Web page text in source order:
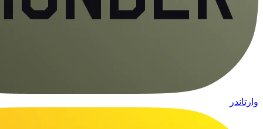
وارتاندر